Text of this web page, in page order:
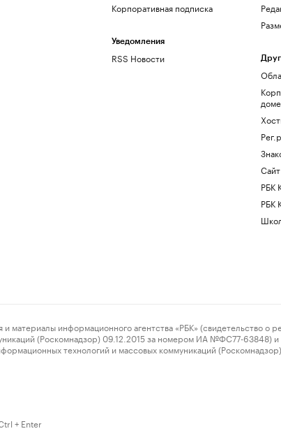
Корпоративная подписка
Уведомления
RSS Новости
РБК
РБК
информационного агентства «РБК» (свидетельство о
(Роскомнадзор) 09.12.2015 за номером ИА №ФС77-63848) и
технологий и массовых коммуникаций
+ Enter